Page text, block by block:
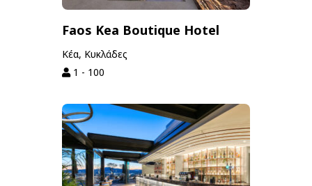
Faos Kea Boutique Hotel
Κέα, Κυκλάδες
1 - 100